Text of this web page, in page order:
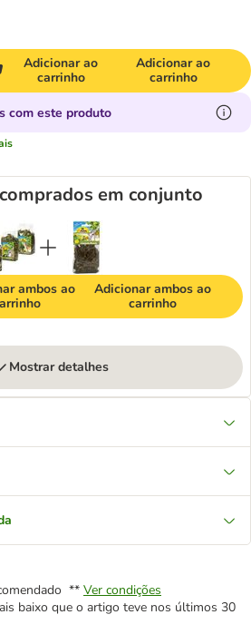
Adicionar ao
carrinho
Adicionar ao
carrinho
com este produto
em conjunto
ambos ao
Adicionar ambos ao
carrinho
Mostrar detalhes
** Ver condições
baixo que o artigo teve nos últimos 30